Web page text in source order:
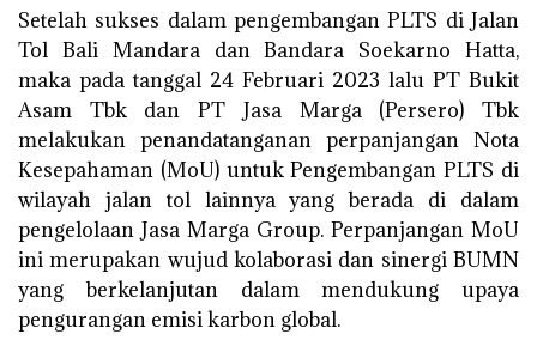
Setelah sukses dalam pengembangan PLTS di Jalan
Tol Bali Mandara dan Bandara Soekarno Hatta,
maka pada tanggal 24 Februari 2023 lalu PT Bukit
Asam Tbk dan PT Jasa Marga (Persero) Tbk
melakukan penandatanganan perpanjangan Nota
Kesepahaman (MoU) untuk Pengembangan PLTS di
wilayah jalan tol lainnya yang berada di dalam
pengelolaan Jasa Marga Group. Perpanjangan MoU
ini merupakan wujud kolaborasi dan sinergi BUMN
yang berkelanjutan dalam mendukung upaya
pengurangan emisi karbon global.